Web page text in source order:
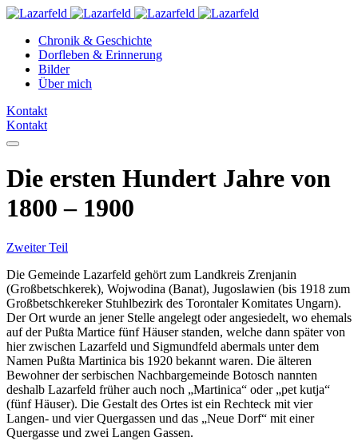
Chronik & Geschichte
Dorfleben & Erinnerung
Bilder
Über mich
Kontakt
Kontakt
Die ersten Hundert Jahre von
1800 – 1900
Zweiter Teil
Die Gemeinde Lazarfeld gehört zum Landkreis Zrenjanin
(Großbetschkerek), Wojwodina (Banat), Jugoslawien (bis 1918 zum
Großbetschkereker Stuhlbezirk des Torontaler Komitates Ungarn).
Der Ort wurde an jener Stelle angelegt oder angesiedelt, wo ehemals
auf der Pußta Martice fünf Häuser standen, welche dann später von
hier zwischen Lazarfeld und Sigmundfeld abermals unter dem
Namen Pußta Martinica bis 1920 bekannt waren. Die älteren
Bewohner der serbischen Nachbargemeinde Botosch nannten
deshalb Lazarfeld früher auch noch „Martinica“ oder „pet kutja“
(fünf Häuser). Die Gestalt des Ortes ist ein Rechteck mit vier
Langen- und vier Quergassen und das „Neue Dorf“ mit einer
Quergasse und zwei Langen Gassen.